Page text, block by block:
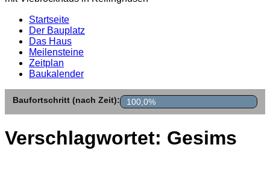
Startseite
Der Bauplatz
Das Haus
Meilensteine
Zeitplan
Baukalender
Baufortschritt (nach Zeit): 100,0%
Verschlagwortet: Gesims